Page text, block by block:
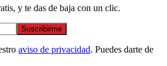
y te das de baja con un clic.
Suscribirme
aviso de privacidad. Puedes darte de